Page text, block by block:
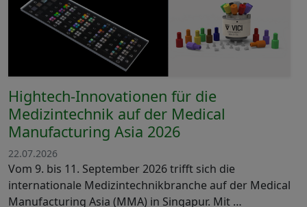
Hightech-Innovationen für die
Medizintechnik auf der Medical
Manufacturing Asia 2026
22.07.2026
Vom 9. bis 11. September 2026 trifft sich die
internationale Medizintechnikbranche auf der Medical
Manufacturing Asia (MMA) in Singapur. Mit …